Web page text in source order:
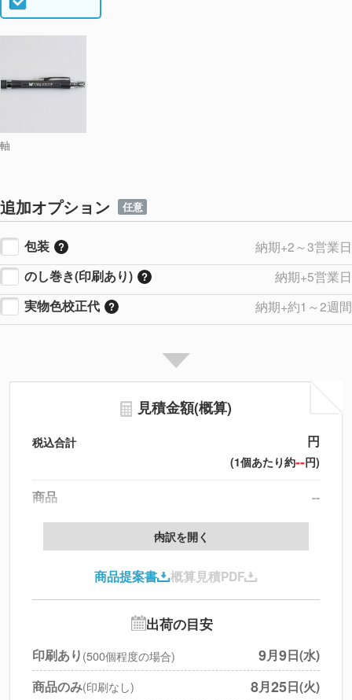
軸
追加オプション 任意
包装
納期+2～3営業日
のし巻き(印刷あり)
納期+5営業日
実物色校正代
納期+約1～2週間
見積金額(概算)
税込合計 円
(1個あたり約--円)
商品
--
製版代
印刷代
北海道・沖縄・離島 別途
円
※上記小計は税別です
内訳を開く
商品提案書 概算見積PDF
出荷の目安
印刷あり (500個程度の場合) 9月9日(水)
商品のみ(印刷なし) 8月25日(火)